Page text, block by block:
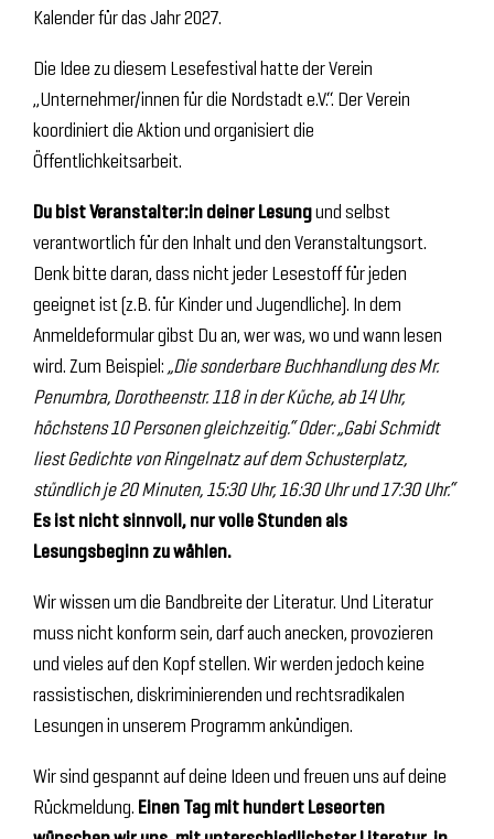
Kalender für das Jahr 2027.
Die Idee zu diesem Lesefestival hatte der Verein
„Unternehmer/innen für die Nordstadt e.V.“. Der Verein
koordiniert die Aktion und organisiert die
Öffentlichkeitsarbeit.
Du bist Veranstalter:in deiner Lesungund selbst
verantwortlich für den Inhalt und den Veranstaltungsort.
Denk bitte daran, dass nicht jeder Lesestoff für jeden
geeignet ist (z.B. für Kinder und Jugendliche). In dem
Anmeldeformular gibst Du an, wer was, wo und wann lesen
wird. Zum Beispiel:„Die sonderbare Buchhandlung des Mr.
Penumbra, Dorotheenstr. 118 in der Küche, ab 14 Uhr,
höchstens 10 Personen gleichzeitig.“ Oder: „Gabi Schmidt
liest Gedichte von Ringelnatz auf dem Schusterplatz,
stündlich je 20 Minuten, 15:30 Uhr, 16:30 Uhr und 17:30 Uhr.“
Es ist nicht sinnvoll, nur volle Stunden als
Lesungsbeginn zu wählen.
Wir wissen um die Bandbreite der Literatur. Und Literatur
muss nicht konform sein, darf auch anecken, provozieren
und vieles auf den Kopf stellen. Wir werden jedoch keine
rassistischen, diskriminierenden und rechtsradikalen
Lesungen in unserem Programm ankündigen.
Wir sind gespannt auf deine Ideen und freuen uns auf deine
Rückmeldung. Einen Tag mit hundert Leseorten